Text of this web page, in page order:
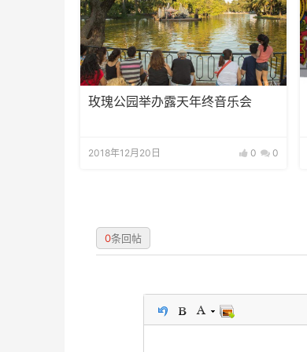
玫瑰公园举办露天年终音乐会
2018年12月20日 0 0
0条回帖